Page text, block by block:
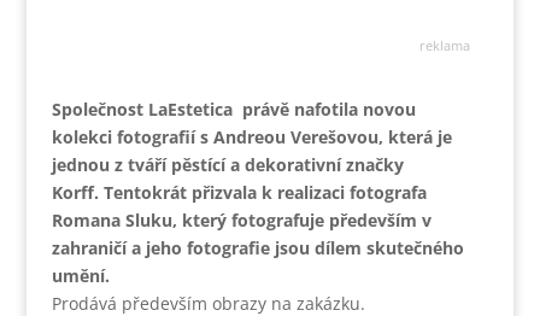
reklama
Společnost LaEstetica právě nafotila novou
kolekci fotografií s Andreou Verešovou, která je
jednou z tváří pěstící a dekorativní značky
Korff. Tentokrát přizvala k realizaci fotografa
Romana Sluku, který fotografuje především v
zahraničí a jeho fotografie jsou dílem skutečného
umění.
Prodává především obrazy na zakázku.